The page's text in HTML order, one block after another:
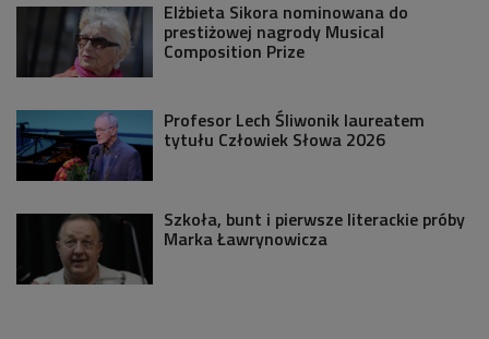
Elżbieta Sikora nominowana do
prestiżowej nagrody Musical
Composition Prize
Profesor Lech Śliwonik laureatem
tytułu Człowiek Słowa 2026
Szkoła, bunt i pierwsze literackie próby
Marka Ławrynowicza